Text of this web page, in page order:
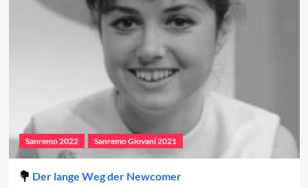
Sanremo 2022 Sanremo Giovani 2021
Der lange Weg der Newcomer